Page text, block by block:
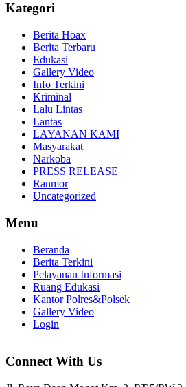
Kategori
Berita Hoax
Berita Terbaru
Edukasi
Gallery Video
Info Terkini
Kriminal
Lalu Lintas
Lantas
LAYANAN KAMI
Masyarakat
Narkoba
PRESS RELEASE
Ranmor
Uncategorized
Menu
Beranda
Berita Terkini
Pelayanan Informasi
Ruang Edukasi
Kantor Polres&Polsek
Gallery Video
Login
Connect With Us